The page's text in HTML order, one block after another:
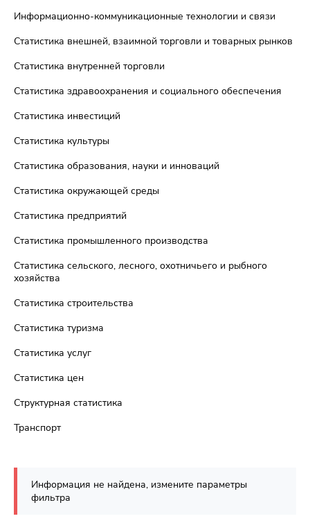
Информационно-коммуникационные технологии и связи
Статистика внешней, взаимной торговли и товарных рынков
Статистика внутренней торговли
Статистика здравоохранения и социального обеспечения
Статистика инвестиций
Статистика культуры
Статистика образования, науки и инноваций
Статистика окружающей среды
Статистика предприятий
Статистика промышленного производства
Статистика сельского, лесного, охотничьего и рыбного
хозяйства
Статистика строительства
Статистика туризма
Статистика услуг
Статистика цен
Структурная статистика
Транспорт
Информация не найдена, измените параметры
фильтра